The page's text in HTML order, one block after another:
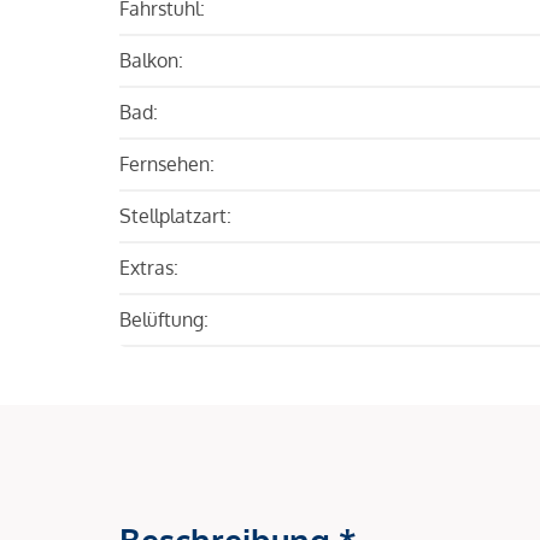
Fahrstuhl:
Balkon:
Bad:
Fernsehen:
Stellplatzart:
Extras:
Belüftung: